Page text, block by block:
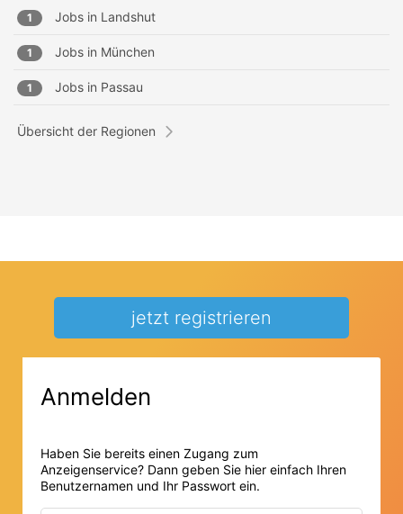
1 Jobs in Landshut
1 Jobs in München
1 Jobs in Passau
Übersicht der Regionen
jetzt registrieren
Anmelden
Haben Sie bereits einen Zugang zum
Anzeigenservice? Dann geben Sie hier einfach Ihren
Benutzernamen und Ihr Passwort ein.